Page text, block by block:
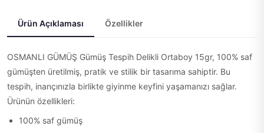
Ürün Açıklaması Özellikler
OSMANLI GÜMÜŞ Gümüş Tespih Delikli Ortaboy 15gr, 100% saf
gümüşten üretilmiş, pratik ve stilik bir tasarıma sahiptir. Bu
tespih, inançınızla birlikte giyinme keyfini yaşamanızı sağlar.
Ürünün özellikleri:
100% saf gümüş